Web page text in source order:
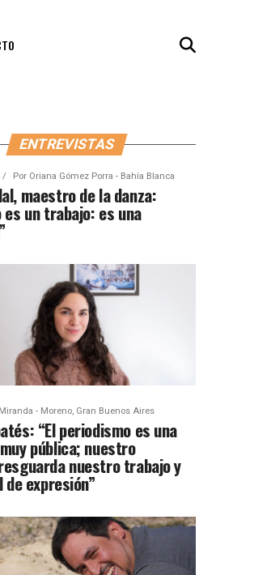
ENTREVISTAS
Por Oriana Gómez Porra - Bahía Blanca
maestro de la danza:
es un trabajo: es una
- Moreno, Gran Buenos Aires
“El periodismo es una
pública; nuestro
nuestro trabajo y
expresión”